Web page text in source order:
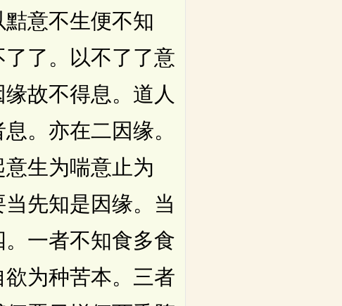
意不生便不知
了。以不了了意
故不得息。道人
。亦在二因缘。
生为喘意止为
先知是因缘。当
一者不知食多食
为种苦本。三者